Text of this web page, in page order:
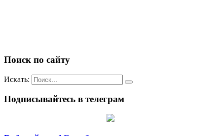
Поиск по сайту
Искать:
Подписывайтесь в телеграм